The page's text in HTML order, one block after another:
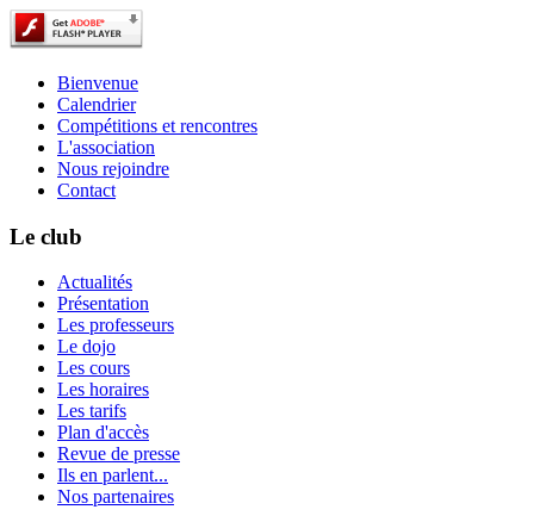
Bienvenue
Calendrier
Compétitions et rencontres
L'association
Nous rejoindre
Contact
Le club
Actualités
Présentation
Les professeurs
Le dojo
Les cours
Les horaires
Les tarifs
Plan d'accès
Revue de presse
Ils en parlent...
Nos partenaires